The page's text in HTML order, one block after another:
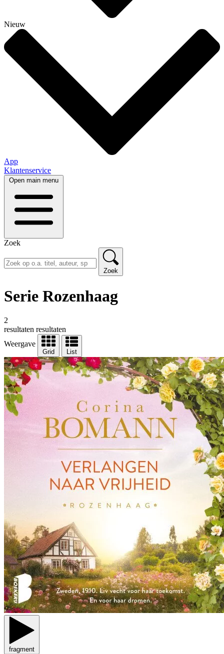
Nieuw
App
Klantenservice
Open main menu
Zoek
Zoek
Serie Rozenhaag
2
resultaten resultaten
Weergave
Grid List
fragment